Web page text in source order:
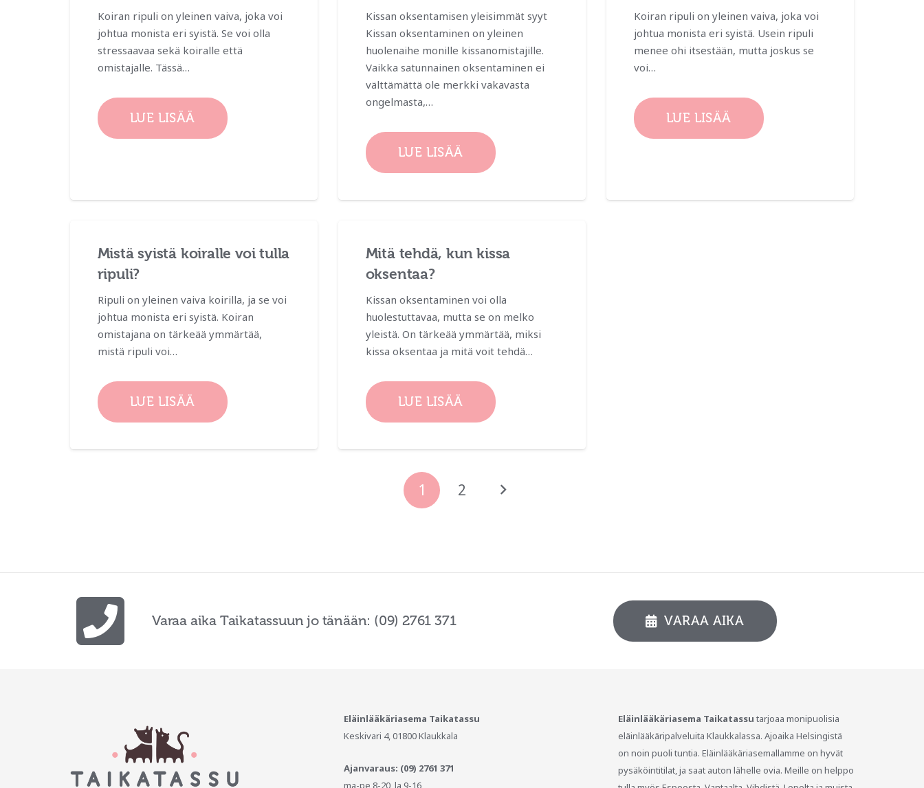
Koiran ripuli on yleinen vaiva, joka voi
johtua monista eri syistä. Se voi olla
stressaavaa sekä koiralle että
omistajalle. Tässä…
LUE LISÄÄ
Kissan oksentamisen yleisimmät syyt
Kissan oksentaminen on yleinen
huolenaihe monille kissanomistajille.
Vaikka satunnainen oksentaminen ei
välttämättä ole merkki vakavasta
ongelmasta,…
LUE LISÄÄ
Koiran ripuli on yleinen vaiva, joka voi
johtua monista eri syistä. Usein ripuli
menee ohi itsestään, mutta joskus se
voi…
LUE LISÄÄ
Mistä syistä koiralle voi tulla
ripuli?
Ripuli on yleinen vaiva koirilla, ja se voi
johtua monista eri syistä. Koiran
omistajana on tärkeää ymmärtää,
mistä ripuli voi…
LUE LISÄÄ
Mitä tehdä, kun kissa
oksentaa?
Kissan oksentaminen voi olla
huolestuttavaa, mutta se on melko
yleistä. On tärkeää ymmärtää, miksi
kissa oksentaa ja mitä voit tehdä…
LUE LISÄÄ
1 2
Varaa aika Taikatassuun jo tänään: (09) 2761 371 VARAA AIKA
Eläinlääkäriasema Taikatassu
Keskivari 4, 01800 Klaukkala
Ajanvaraus: (09) 2761 371
ma-pe 8-20, la 9-16
Eläinlääkäriasema Taikatassu tarjoaa monipuolisia
eläinlääkäripalveluita Klaukkalassa. Ajoaika Helsingistä
on noin puoli tuntia. Eläinlääkäriasemallamme on hyvät
pysäköintitilat, ja saat auton lähelle ovia. Meille on helppo